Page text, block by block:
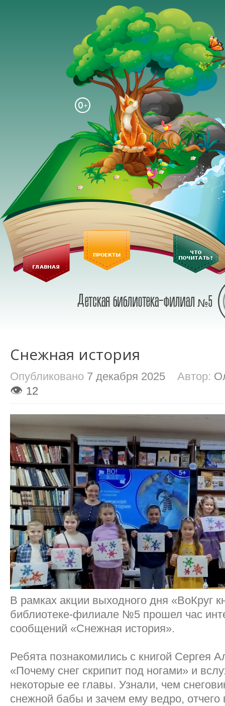
Снежная история
Опубликовано 7 декабря 2025 Автор:
👁 12
В рамках акции выходного дня «ВоКруг
библиотеке-филиале №5 прошел час
сообщений «Снежная история».
Ребята познакомились с книгой Сергея
«Почему снег скрипит под ногами» и
некоторые ее главы. Узнали, чем
снежной бабы и зачем ему ведро, отчего